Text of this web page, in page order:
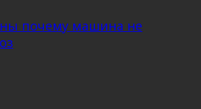
почему машина не